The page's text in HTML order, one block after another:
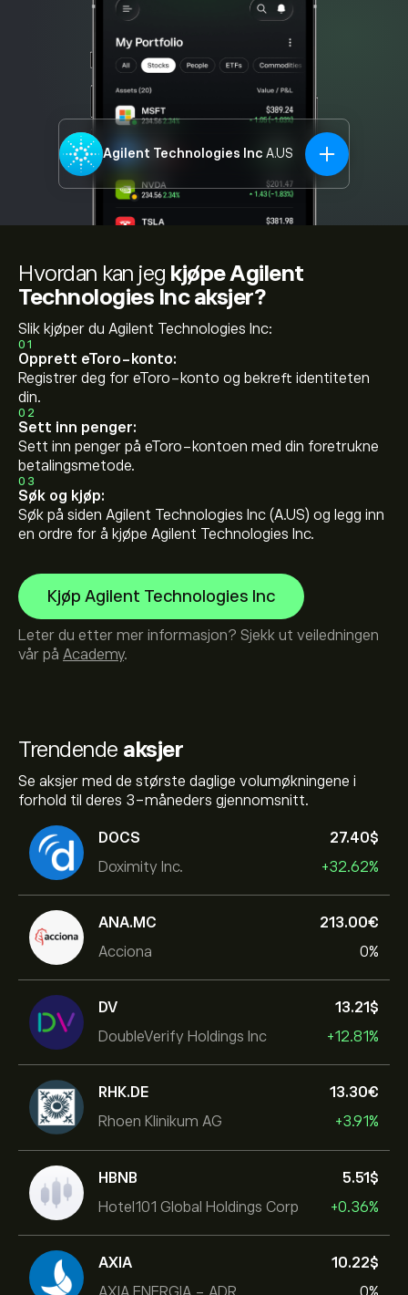
Agilent Technologies Inc A.US
Trendende aksjer
Se aksjer med de største daglige volumøkningene i
forhold til deres 3-måneders gjennomsnitt.
DOCS
Doximity Inc.
27.40‎$‎
+32.62%
ANA.MC
Acciona
213.00‎€‎
0%
DV
DoubleVerify Holdings Inc
13.21‎$‎
+12.81%
RHK.DE
Rhoen Klinikum AG
13.30‎€‎
+3.91%
HBNB
Hotel101 Global Holdings Corp
5.51‎$‎
+0.36%
AXIA
10.22‎$‎
Hvordan kan jeg kjøpe Agilent
Technologies Inc aksjer?
Slik kjøper du Agilent Technologies Inc:
01
Opprett eToro-konto:
Registrer deg for eToro-konto og bekreft identiteten
din.
02
Sett inn penger:
Sett inn penger på eToro-kontoen med din foretrukne
betalingsmetode.
03
Søk og kjøp:
Søk på siden Agilent Technologies Inc (A.US) og legg inn
en ordre for å kjøpe Agilent Technologies Inc.
Kjøp Agilent Technologies Inc
Leter du etter mer informasjon? Sjekk ut veiledningen
vår på Academy.